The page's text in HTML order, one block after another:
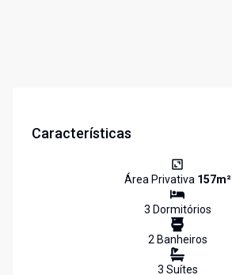
Características
Área Privativa 157m²
3 Dormitórios
2Banheiros
3 Suítes